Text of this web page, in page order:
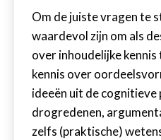
Om de juiste vragen te
waardevol zijn om als
over inhoudelijke kennis
kennis over
ideeën uit de cognitieve
drogredenen,
zelfs (praktische)